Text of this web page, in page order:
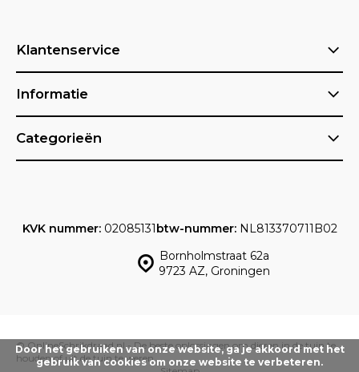
Klantenservice
Informatie
Categorieën
Bornholmstraat 62a
9723 AZ, Groningen
KVK nummer:02085131btw-nummer:NL813370711B02
© OnlineSchrikdraad.nl - De beste oplossingen om dieren in de tuin te
houden of uit de tuin te weren.
Door het gebruiken van onze website, ga je akkoord met het
gebruik van cookies om onze website te verbeteren.